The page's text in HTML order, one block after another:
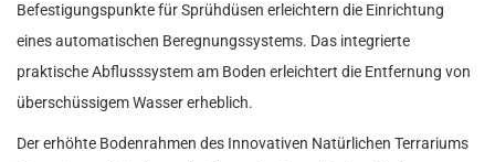
Befestigungspunkte für Sprühdüsen erleichtern die Einrichtung
eines automatischen Beregnungssystems. Das integrierte
praktische Abflusssystem am Boden erleichtert die Entfernung von
überschüssigem Wasser erheblich.
Der erhöhte Bodenrahmen des Innovativen Natürlichen Terrariums